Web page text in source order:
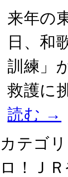
来年の
日、和
訓練」
救護に
読む →
カテゴ
ロ！Ｊ